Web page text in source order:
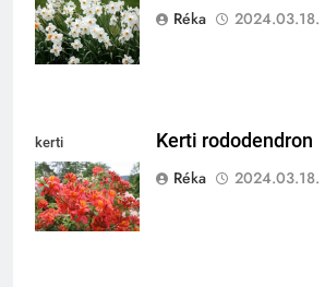
poeticus)
Réka
2024.03.18.
kerti
rododendron
Kerti rododendron
Réka
2024.03.18.